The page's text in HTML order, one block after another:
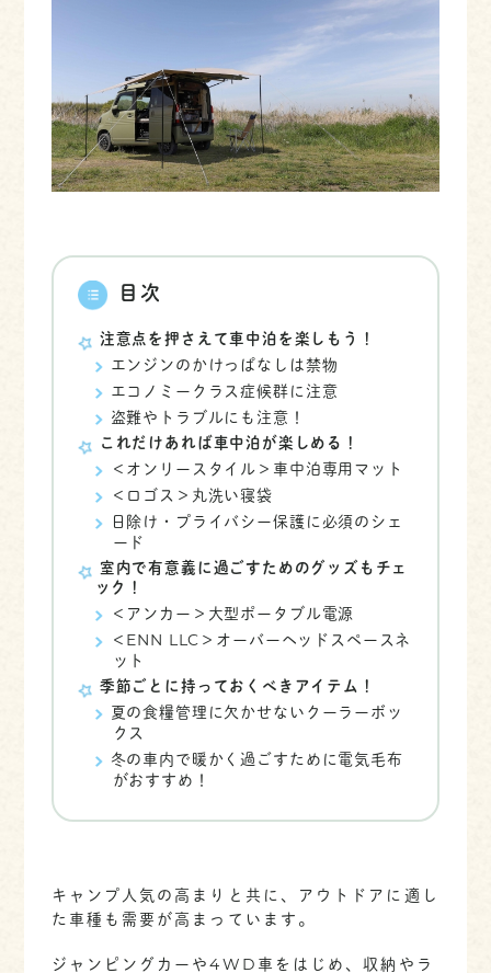
目次
注意点を押さえて車中泊を楽しもう！
エンジンのかけっぱなしは禁物
エコノミークラス症候群に注意
盗難やトラブルにも注意！
これだけあれば車中泊が楽しめる！
＜オンリースタイル＞車中泊専用マット
＜ロゴス＞丸洗い寝袋
日除け・プライバシー保護に必須のシェ
ード
室内で有意義に過ごすためのグッズもチェ
ック！
＜アンカー＞大型ポータブル電源
＜ENN LLC＞オーバーヘッドスペースネ
ット
季節ごとに持っておくべきアイテム！
夏の食糧管理に欠かせないクーラーボッ
クス
冬の車内で暖かく過ごすために電気毛布
がおすすめ！
キャンプ人気の高まりと共に、アウトドアに適し
た車種も需要が高まっています。
ジャンピングカーや4WD車をはじめ、収納やラ